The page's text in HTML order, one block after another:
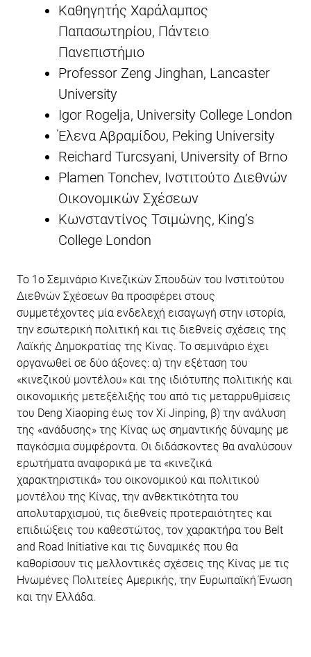
Καθηγητής Χαράλαμπος
Παπασωτηρίου, Πάντειο
Πανεπιστήμιο
Professor Zeng Jinghan, Lancaster
University
Igor Rogelja, University College London
Έλενα Αβραμίδου, Peking University
Reichard Turcsyani, University of Brno
Plamen Tonchev, Ινστιτούτο Διεθνών
Οικονομικών Σχέσεων
Κωνσταντίνος Τσιμώνης, King’s
College London
Το 1ο Σεμινάριο Κινεζικών Σπουδών του Ινστιτούτου
Διεθνών Σχέσεων θα προσφέρει στους
συμμετέχοντες μία ενδελεχή εισαγωγή στην ιστορία,
την εσωτερική πολιτική και τις διεθνείς σχέσεις της
Λαϊκής Δημοκρατίας της Κίνας. Το σεμινάριο έχει
οργανωθεί σε δύο άξονες: α) την εξέταση του
«κινεζικού μοντέλου» και της ιδιότυπης πολιτικής και
οικονομικής μετεξέλιξής του από τις μεταρρυθμίσεις
του Deng Xiaoping έως τον Xi Jinping, β) την ανάλυση
της «ανάδυσης» της Κίνας ως σημαντικής δύναμης με
παγκόσμια συμφέροντα. Οι διδάσκοντες θα αναλύσουν
ερωτήματα αναφορικά με τα «κινεζικά
χαρακτηριστικά» του οικονομικού και πολιτικού
μοντέλου της Κίνας, την ανθεκτικότητα του
απολυταρχισμού, τις διεθνείς προτεραιότητες και
επιδιώξεις του καθεστώτος, τον χαρακτήρα του Belt
and Road Initiative και τις δυναμικές που θα
καθορίσουν τις μελλοντικές σχέσεις της Κίνας με τις
Ηνωμένες Πολιτείες Αμερικής, την Ευρωπαϊκή Ένωση
και την Ελλάδα.